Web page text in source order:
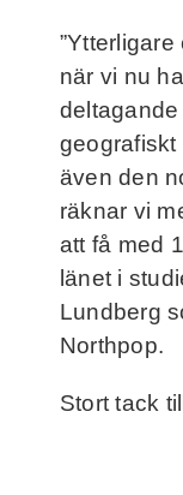
när vi nu
deltagande
även den
räknar vi
att få med
länet i
Lundberg
Northpop.
Stort tack